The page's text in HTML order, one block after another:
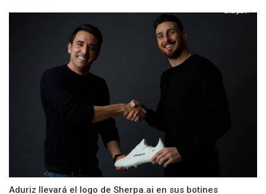
Aduriz llevará el logo de Sherpa.ai en sus botines